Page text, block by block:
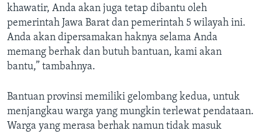
khawatir, Anda akan juga tetap dibantu oleh
pemerintah Jawa Barat dan pemerintah 5 wilayah ini.
Anda akan dipersamakan haknya selama Anda
memang berhak dan butuh bantuan, kami akan
bantu,” tambahnya.
Bantuan provinsi memiliki gelombang kedua, untuk
menjangkau warga yang mungkin terlewat pendataan.
Warga yang merasa berhak namun tidak masuk